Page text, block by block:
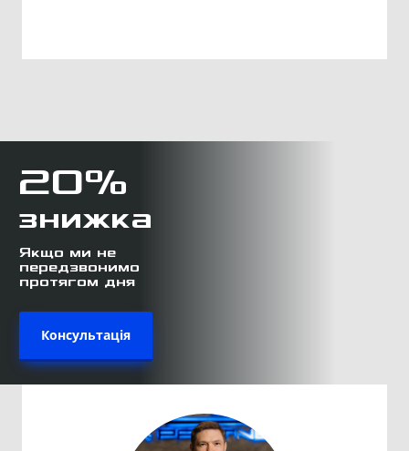
20%
знижка
Якщо ми не
передзвонимо
протягом дня
Консультація